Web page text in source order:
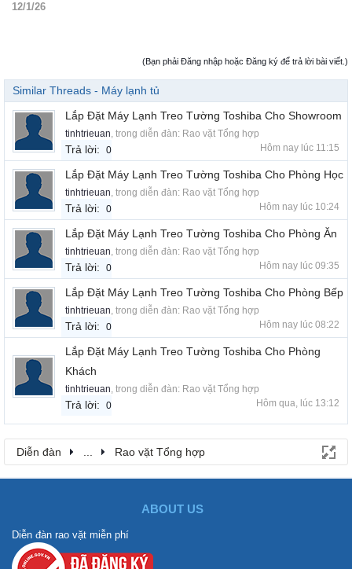
12/1/26
(Bạn phải Đăng nhập hoặc Đăng ký để trả lời bài viết.)
Similar Threads - Máy lạnh tủ
Lắp Đặt Máy Lạnh Treo Tường Toshiba Cho Showroom
tinhtrieuan, trong diễn đàn: Rao vặt Tổng hợp
Trả lời: 0 Hôm nay lúc 11:15
Lắp Đặt Máy Lạnh Treo Tường Toshiba Cho Phòng Học
tinhtrieuan, trong diễn đàn: Rao vặt Tổng hợp
Trả lời: 0 Hôm nay lúc 10:24
Lắp Đặt Máy Lạnh Treo Tường Toshiba Cho Phòng Ăn
tinhtrieuan, trong diễn đàn: Rao vặt Tổng hợp
Trả lời: 0 Hôm nay lúc 09:35
Lắp Đặt Máy Lạnh Treo Tường Toshiba Cho Phòng Bếp
tinhtrieuan, trong diễn đàn: Rao vặt Tổng hợp
Trả lời: 0 Hôm nay lúc 08:22
Lắp Đặt Máy Lạnh Treo Tường Toshiba Cho Phòng
Khách
tinhtrieuan, trong diễn đàn: Rao vặt Tổng hợp
Trả lời: 0 Hôm qua, lúc 13:12
Diễn đàn ... Rao vặt Tổng hợp
ABOUT US
Diễn đàn rao vặt miễn phí